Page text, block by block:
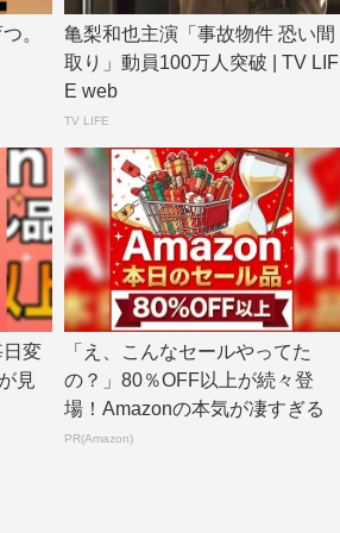
。
亀梨和也主演「事故物件 恐い間
取り」動員100万人突破 | TV LIF
E web
TV LIFE
日変
見
「え、こんなセールやってた
の？」80％OFF以上が続々登
場！Amazonの本気が凄すぎる
PR(Amazon)